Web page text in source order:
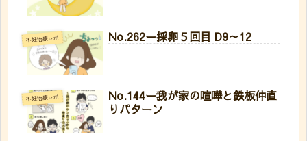
不妊治療レポ No.262ー採卵５回目 D9～12
不妊治療レポ
No.144ー我が家の喧嘩と鉄板仲直
りパターン